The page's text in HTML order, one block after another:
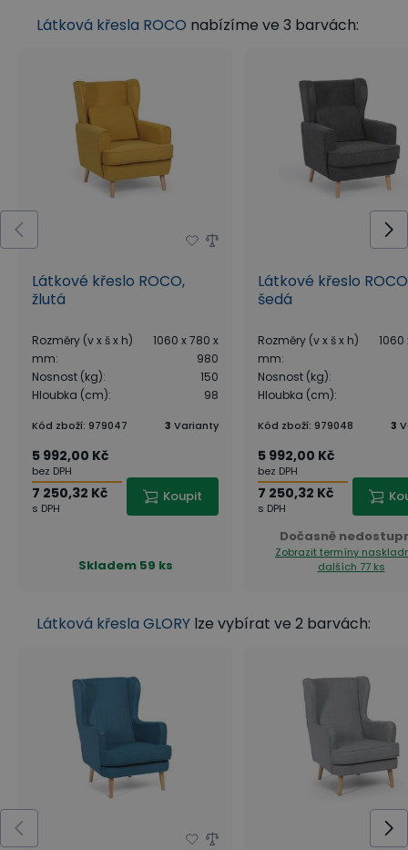
Látková křesla ROCO nabízíme ve 3 barvách:
Látkové křeslo ROCO,
žlutá
Rozměry (v x š x h)
mm:
1060 x 780 x
980
Nosnost (kg):
150
Hloubka (cm): 98
Kód zboží: 979047 3 Varianty
5 992,00 Kč
bez DPH
7 250,32 Kč
s DPH
Koupit
Skladem 59 ks
Látkové křeslo
šedá
Rozměry (v x š x h)
mm:
1060
Nosnost (kg):
Hloubka (cm):
Kód zboží: 979048 3
5 992,00 Kč
bez DPH
7 250,32 Kč
s DPH
Dočasně
Zobrazit termíny
dalších 77 ks
Látková křesla GLORY lze vybírat ve 2 barvách: